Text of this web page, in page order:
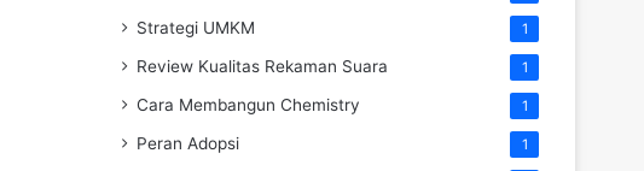
Strategi UMKM 1
Review Kualitas Rekaman Suara 1
Cara Membangun Chemistry 1
Peran Adopsi 1